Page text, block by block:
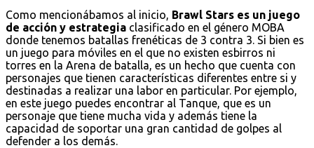
Como mencionábamos al inicio, Brawl Stars es un juego
de acción y estrategia clasificado en el género MOBA
donde tenemos batallas frenéticas de 3 contra 3. Si bien es
un juego para móviles en el que no existen esbirros ni
torres en la Arena de batalla, es un hecho que cuenta con
personajes que tienen características diferentes entre si y
destinadas a realizar una labor en particular. Por ejemplo,
en este juego puedes encontrar al Tanque, que es un
personaje que tiene mucha vida y además tiene la
capacidad de soportar una gran cantidad de golpes al
defender a los demás.